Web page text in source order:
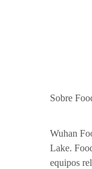
Sobre
Wuhan
Lake.
equipos